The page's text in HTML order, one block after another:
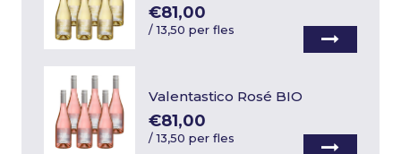
€81,00
/13,50 per fles
Valentastico Rosé BIO
€81,00
/13,50 per fles